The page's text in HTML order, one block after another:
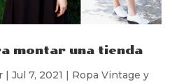
montar una tienda
| Jul 7, 2021 | Ropa Vintage y